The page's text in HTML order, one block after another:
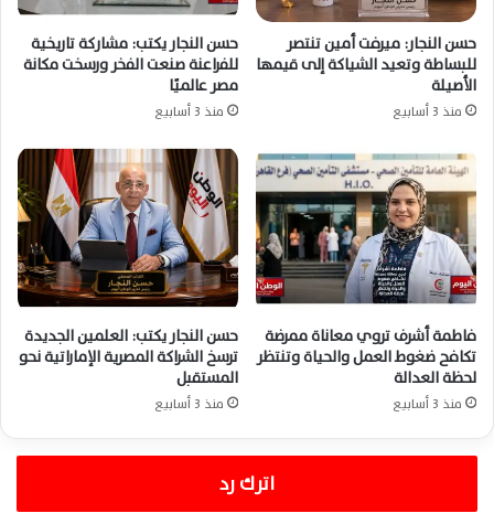
حسن النجار: ميرفت أمين تنتصر
للبساطة وتعيد الشياكة إلى قيمها
الأصيلة
منذ 3 أسابيع
حسن النجار يكتب: مشاركة تاريخية
للفراعنة صنعت الفخر ورسخت مكانة
مصر عالميًا
منذ 3 أسابيع
فاطمة أشرف تروي معاناة ممرضة
تكافح ضغوط العمل والحياة وتنتظر
لحظة العدالة
منذ 3 أسابيع
حسن النجار يكتب: العلمين الجديدة
ترسخ الشراكة المصرية الإماراتية نحو
المستقبل
منذ 3 أسابيع
اترك رد